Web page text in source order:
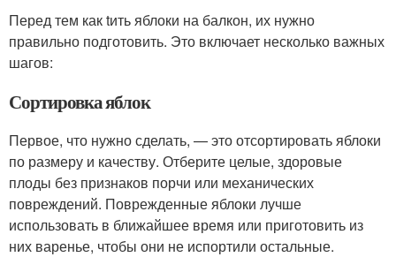
Перед тем как tить яблоки на балкон, их нужно
правильно подготовить. Это включает несколько важных
шагов:
Сортировка яблок
Первое, что нужно сделать, — это отсортировать яблоки
по размеру и качеству. Отберите целые, здоровые
плоды без признаков порчи или механических
повреждений. Поврежденные яблоки лучше
использовать в ближайшее время или приготовить из
них варенье, чтобы они не испортили остальные.